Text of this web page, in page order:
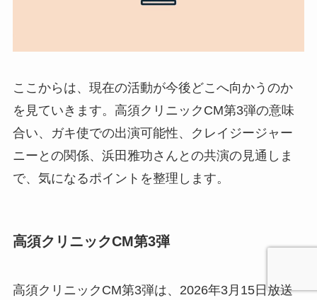
ここからは、現在の活動が今後どこへ向かうのか
を見ていきます。高須クリニックCM第3弾の意味
合い、ガキ使での出演可能性、クレイジージャー
ニーとの関係、浜田雅功さんとの共演の見通しま
で、気になるポイントを整理します。
高須クリニックCM第3弾
高須クリニックCM第3弾は、2026年3月15日放送